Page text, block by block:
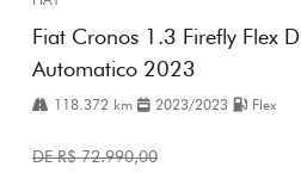
Fiat Cronos 1.3 Firefly Flex
Automatico 2023
118.372 km 2023/2023 Flex
DE R$ 72.990,00